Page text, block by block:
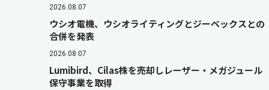
2026.08.07
ウシオ電機、ウシオライティングとジーベックスとの
合併を発表
2026.08.07
Lumibird、Cilas株を売却しレーザー・メガジュール
保守事業を取得